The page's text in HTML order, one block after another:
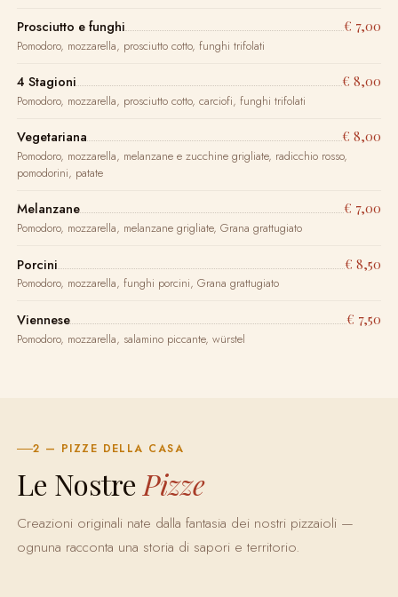
Prosciutto e funghi € 7,00
Pomodoro, mozzarella, prosciutto cotto, funghi trifolati
4 Stagioni € 8,00
Pomodoro, mozzarella, prosciutto cotto, carciofi, funghi trifolati
Vegetariana € 8,00
Pomodoro, mozzarella, melanzane e zucchine grigliate, radicchio rosso,
pomodorini, patate
Melanzane € 7,00
Pomodoro, mozzarella, melanzane grigliate, Grana grattugiato
Porcini € 8,50
Pomodoro, mozzarella, funghi porcini, Grana grattugiato
Viennese € 7,50
Pomodoro, mozzarella, salamino piccante, würstel
2 — PIZZE DELLA CASA
Le Nostre Pizze
Creazioni originali nate dalla fantasia dei nostri pizzaioli —
ognuna racconta una storia di sapori e territorio.